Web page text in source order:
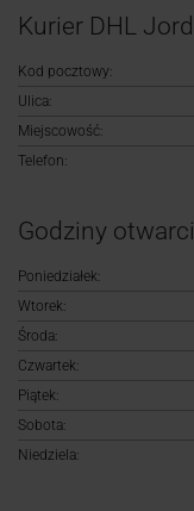
Kurier DHL
Kod pocztowy:
Ulica:
Miejscowość:
Telefon:
Godziny
Poniedziałek:
Wtorek:
Środa:
Czwartek:
Piątek:
Sobota:
Niedziela: